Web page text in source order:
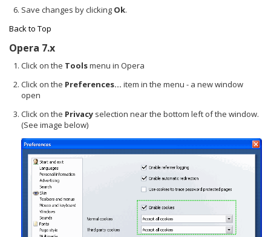
Save changes by clicking Ok.
Back to Top
Opera 7.x
Click on the Toolsmenu in Opera
Click on the Preferences... item in the menu - a new window
open
Click on the Privacyselection near the bottom left of the window.
(See image below)